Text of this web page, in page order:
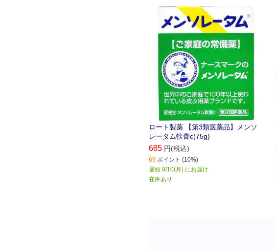
ひび、あかぎれを改善。
ロート製薬 【第3類医薬品】メンソ
レータム軟膏c(75g)
685 円(税込)
69 ポイント (10%)
最短 8/10(月) にお届け
在庫あり